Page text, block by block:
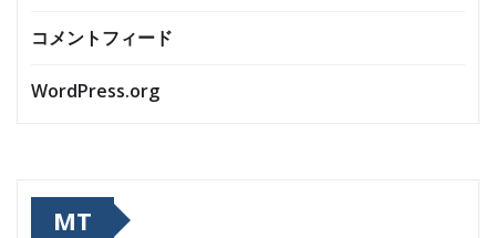
コメントフィード
WordPress.org
MT